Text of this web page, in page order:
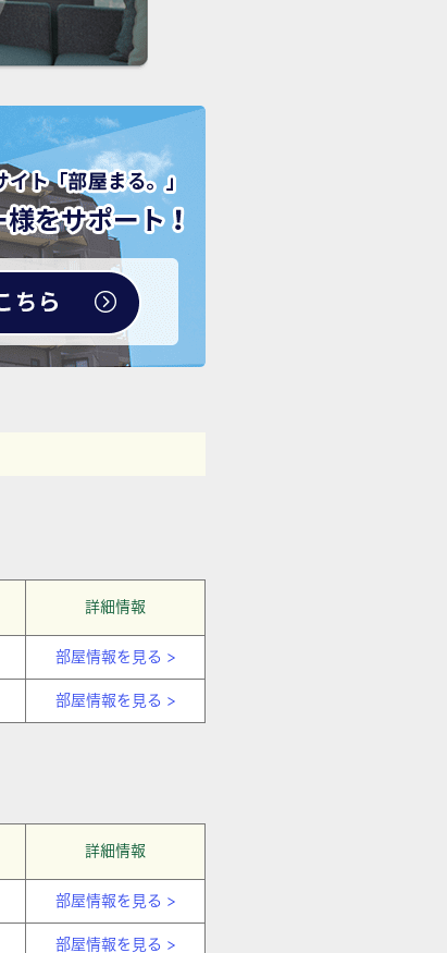
詳細情報
部屋情報を見る >
部屋情報を見る >
詳細情報
部屋情報を見る >
部屋情報を見る >